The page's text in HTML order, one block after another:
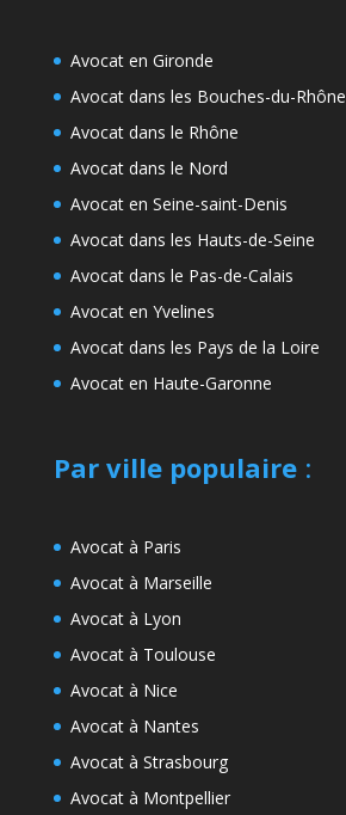
Avocat en Gironde
Avocat dans les Bouches-du-Rhône
Avocat dans le Rhône
Avocat dans le Nord
Avocat en Seine-saint-Denis
Avocat dans les Hauts-de-Seine
Avocat dans le Pas-de-Calais
Avocat en Yvelines
Avocat dans les Pays de la Loire
Avocat en Haute-Garonne
Par ville populaire:
Avocat à Paris
Avocat à Marseille
Avocat à Lyon
Avocat à Toulouse
Avocat à Nice
Avocat à Nantes
Avocat à Strasbourg
Avocat à Montpellier